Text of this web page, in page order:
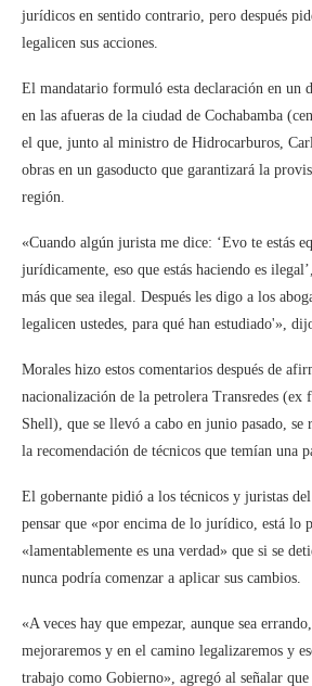
jurídicos en sentido contrario, pero después
legalicen sus acciones.
El mandatario formuló esta declaración en un
en las afueras de la ciudad de Cochabamba
el que, junto al ministro de Hidrocarburos,
obras en un gasoducto que garantizará la
región.
«Cuando algún jurista me dice: ‘Evo te estás
jurídicamente, eso que estás haciendo es
más que sea ilegal. Después les digo a los
legalicen ustedes, para qué han estudiado'»,
Morales hizo estos comentarios después de
nacionalización de la petrolera Transredes
Shell), que se llevó a cabo en junio pasado, se
la recomendación de técnicos que temían una
El gobernante pidió a los técnicos y juristas
pensar que «por encima de lo jurídico, está lo
«lamentablemente es una verdad» que si se
nunca podría comenzar a aplicar sus cambios.
«A veces hay que empezar, aunque sea
mejoraremos y en el camino legalizaremos y
trabajo como Gobierno», agregó al señalar